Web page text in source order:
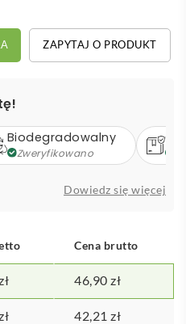
ZAPYTAJ O PRODUKT
Biodegradowalny
Zweryfikowano
Dowiedz się więcej
Cena brutto
46,90 zł
42,21 zł